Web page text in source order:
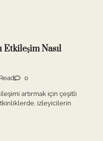
Etkileşim Nasıl
0
artırmak için çeşitli
izleyicilerin